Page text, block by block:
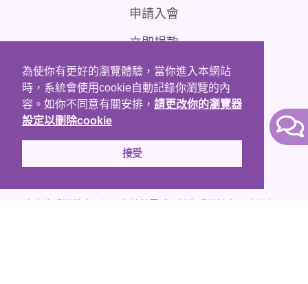
為使你有更好的瀏覽體驗，當你進入本網站
時，系統會使用cookie自動記錄你瀏覽的內
容。如你不同意有關安排， 請更改你的瀏覽器
設定以刪除cookie
接受
申請入會
立即捐款
聯絡我們
免責條款